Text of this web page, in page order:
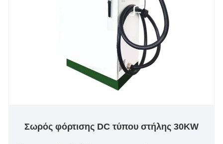
Σωρός φόρτισης DC τύπου στήλης 30KW